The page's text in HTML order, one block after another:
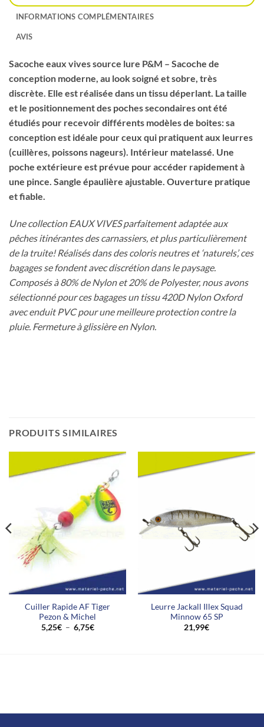
INFORMATIONS COMPLÉMENTAIRES
AVIS
Sacoche eaux vives source lure P&M – Sacoche de
conception moderne, au look soigné et sobre, très
discrète. Elle est réalisée dans un tissu déperlant. La taille
et le positionnement des poches secondaires ont été
étudiés pour recevoir différents modèles de boites: sa
conception est idéale pour ceux qui pratiquent aux leurres
(cuillères, poissons nageurs). Intérieur matelassé. Une
poche extérieure est prévue pour accéder rapidement à
une pince. Sangle épaulière ajustable. Ouverture pratique
et fiable.
Une collection EAUX VIVES parfaitement adaptée aux
pêches itinérantes des carnassiers, et plus particulièrement
de la truite! Réalisés dans des coloris neutres et ‘naturels’, ces
bagages se fondent avec discrétion dans le paysage.
Composés à 80% de Nylon et 20% de Polyester, nous avons
sélectionné pour ces bagages un tissu 420D Nylon Oxford
avec enduit PVC pour une meilleure protection contre la
pluie. Fermeture à glissière en Nylon.
Avis des clients
Nous cherchons des étoiles !
Dites-nous ce que vous en pensez
Soyez le premier à écrire un
PRODUITS SIMILAIRES
Cuiller Rapide AF Tiger
Pezon & Michel
5,25€ – 6,75€Plage
Leurre Jackall Illex Squad
Minnow 65 SP
21,99€